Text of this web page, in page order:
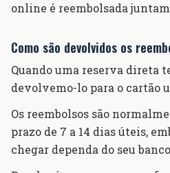
online é reembolsada
Como são devolvidos os
Quando uma reserva direta
devolvemo-lo para o cartão
Os reembolsos são
prazo de 7 a 14 dias úteis,
chegar dependa do seu